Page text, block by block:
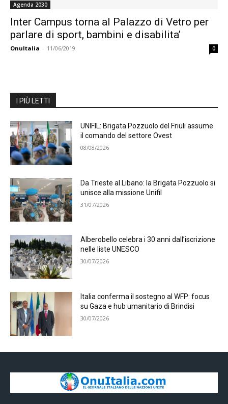
Agenda 2030
Inter Campus torna al Palazzo di Vetro per
parlare di sport, bambini e disabilita’
OnuItalia - 11/06/2019 0
I PIÙ LETTI
UNIFIL: Brigata Pozzuolo del Friuli assume
il comando del settore Ovest
08/08/2026
Da Trieste al Libano: la Brigata Pozzuolo si
unisce alla missione Unifil
31/07/2026
Alberobello celebra i 30 anni dall’iscrizione
nelle liste UNESCO
30/07/2026
Italia conferma il sostegno al WFP: focus
su Gaza e hub umanitario di Brindisi
30/07/2026